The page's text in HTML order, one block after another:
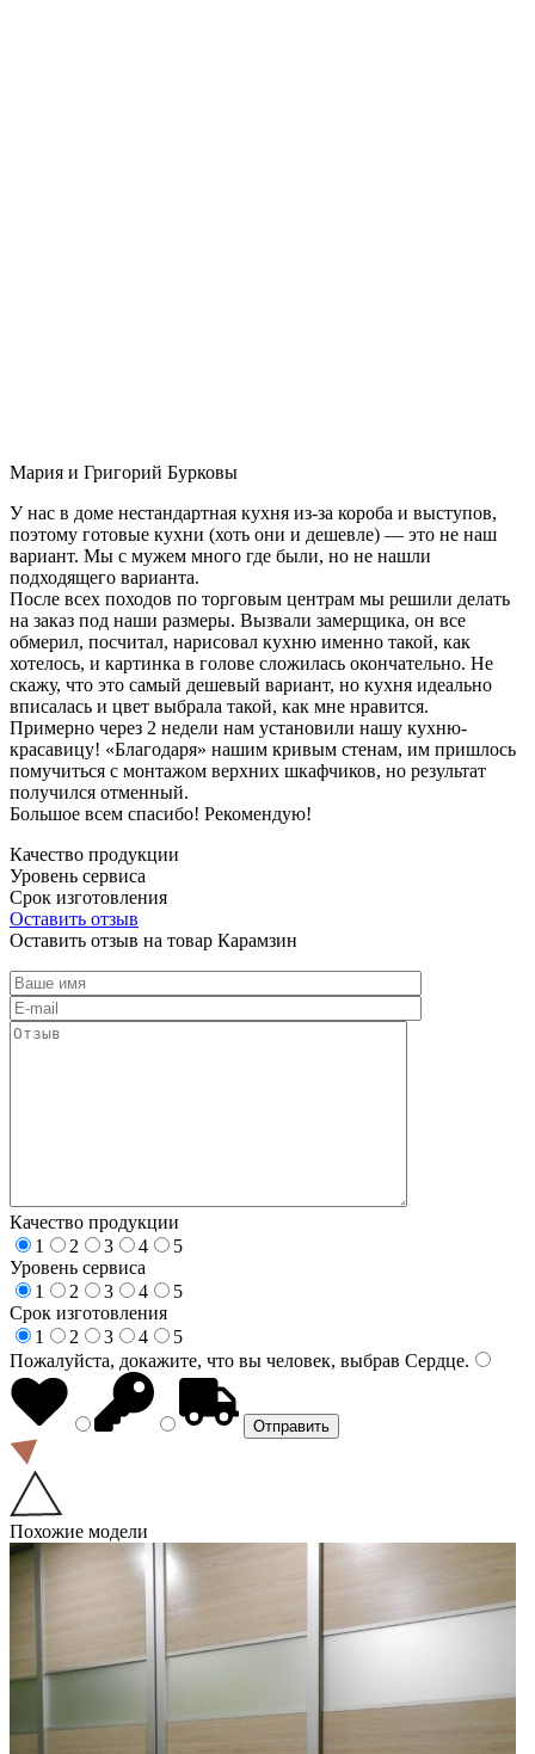
Мария и Григорий Бурковы
У нас в доме нестандартная кухня из-за короба и выступов,
поэтому готовые кухни (хоть они и дешевле) — это не наш
вариант. Мы с мужем много где были, но не нашли
подходящего варианта.
После всех походов по торговым центрам мы решили делать
на заказ под наши размеры. Вызвали замерщика, он все
обмерил, посчитал, нарисовал кухню именно такой, как
хотелось, и картинка в голове сложилась окончательно. Не
скажу, что это самый дешевый вариант, но кухня идеально
вписалась и цвет выбрала такой, как мне нравится.
Примерно через 2 недели нам установили нашу кухню-
красавицу! «Благодаря» нашим кривым стенам, им пришлось
помучиться с монтажом верхних шкафчиков, но результат
получился отменный.
Большое всем спасибо! Рекомендую!
Качество продукции
Уровень сервиса
Срок изготовления
Оставить отзыв
Оставить отзыв на товар Карамзин
Качество продукции
1
2 3 4
5
Уровень сервиса
1
2 3 4
5
Срок изготовления
1
2 3 4
5
Пожалуйста, докажите, что вы человек, выбрав Сердце.
Похожие модели